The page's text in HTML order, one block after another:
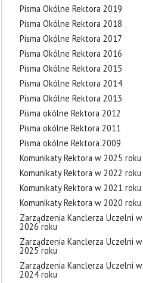
Pisma Okólne Rektora 2019
Pisma Okólne Rektora 2018
Pisma Okólne Rektora 2017
Pisma Okólne Rektora 2016
Pisma Okólne Rektora 2015
Pisma Okólne Rektora 2014
Pisma Okólne Rektora 2013
Pisma okólne Rektora 2012
Pisma okólne Rektora 2011
Pisma okólne Rektora 2009
Komunikaty Rektora w 2025 roku
Komunikaty Rektora w 2022 roku
Komunikaty Rektora w 2021 roku
Komunikaty Rektora w 2020 roku
Zarządzenia Kanclerza Uczelni w
2026 roku
Zarządzenia Kanclerza Uczelni w
2025 roku
Zarządzenia Kanclerza Uczelni w
2024 roku